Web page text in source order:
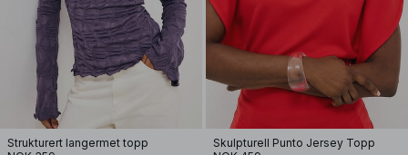
Strukturert langermet topp
Skulpturell Punto Jersey Topp